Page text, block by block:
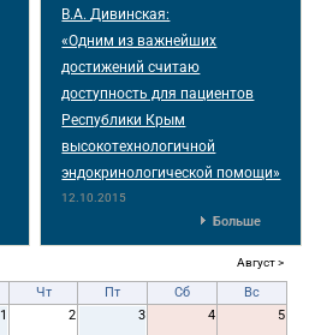
В.А. Дивинская:
«Одним из важнейших
достижений считаю
доступность для пациентов
Республики Крым
высокотехнологичной
эндокринологической помощи»
12.10.2015
Больше
Август >
Чт Пт Сб
Вс
1 2 3 4 5